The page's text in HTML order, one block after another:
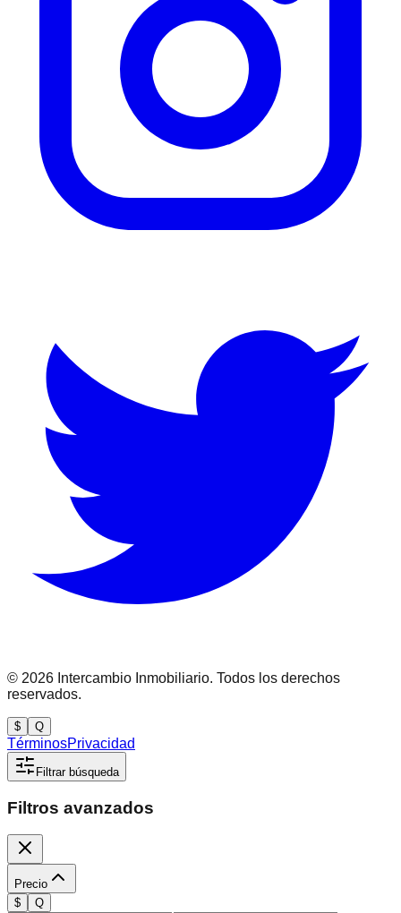
© 2026 Intercambio Inmobiliario. Todos los derechos
reservados.
$ Q
TérminosPrivacidad
Filtrar búsqueda
Filtros avanzados
Precio
$
Q